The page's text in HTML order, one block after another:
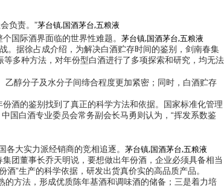
负责。”茅台镇,国酒茅台,五粮液
国际酒界面临的世界性难题。 茅台镇,国酒茅台,五粮液
据徐占成介绍，为解决白酒贮存时间的鉴别，剑南春集
多种方法，对年份型白酒进行了多项探索和研究，均无法
醇分子及水分子间缔合程度更加紧密；同时，白酒贮存
酒的鉴别找到了真正的科学方法和依据。国家标准化管理
国白酒专业委员会常务副会长马勇则认为，“挥发系数鉴
大实力派经销商的竞相追逐。 茅台镇,国酒茅台,五粮液
团董事长乔天明说，要想做出年份酒，企业必须具备相当
”生产的科学依据，研发出货真价实的高品质产品。
方法，形成优质陈年基酒和调味酒的储备；三是着力培